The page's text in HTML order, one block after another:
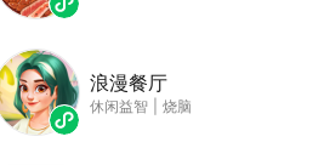
浪漫餐厅
休闲益智 烧脑